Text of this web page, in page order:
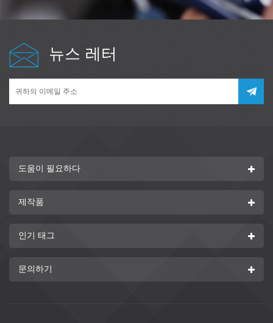
뉴스 레터
도움이 필요하다
제작품
인기 태그
문의하기